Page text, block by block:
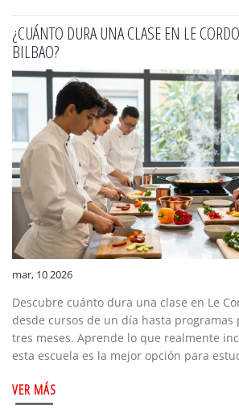
¿CUÁNTO DURA UNA CLASE EN LE
BILBAO?
mar, 10 2026
Descubre cuánto dura una clase en Le
desde cursos de un día hasta programas
tres meses. Aprende lo que realmente
esta escuela es la mejor opción para
VER MÁS